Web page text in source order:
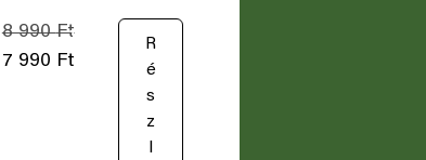
8 990Ft
7 990 Ft
R
é
s
z